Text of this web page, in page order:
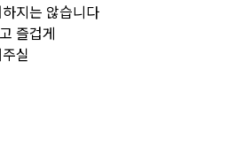
지는 않습니다
즐겁게
실